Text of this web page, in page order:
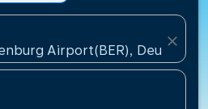
Airport(BER),
close